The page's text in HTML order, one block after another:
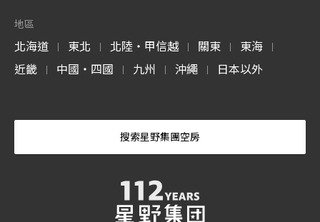
地區
北海道 | 東北 | 北陸・甲信越 | 關東 | 東海 |
近畿 | 中國・四國 | 九州 | 沖繩 | 日本以外
搜索星野集團空房